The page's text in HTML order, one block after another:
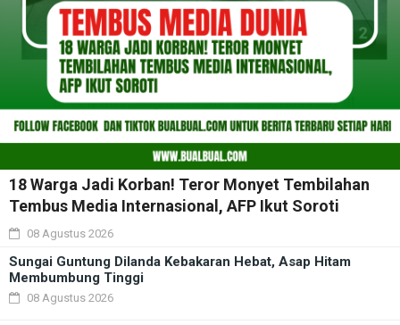
18 Warga Jadi Korban! Teror Monyet Tembilahan
Tembus Media Internasional, AFP Ikut Soroti
08 Agustus 2026
Sungai Guntung Dilanda Kebakaran Hebat, Asap Hitam
Membumbung Tinggi
08 Agustus 2026